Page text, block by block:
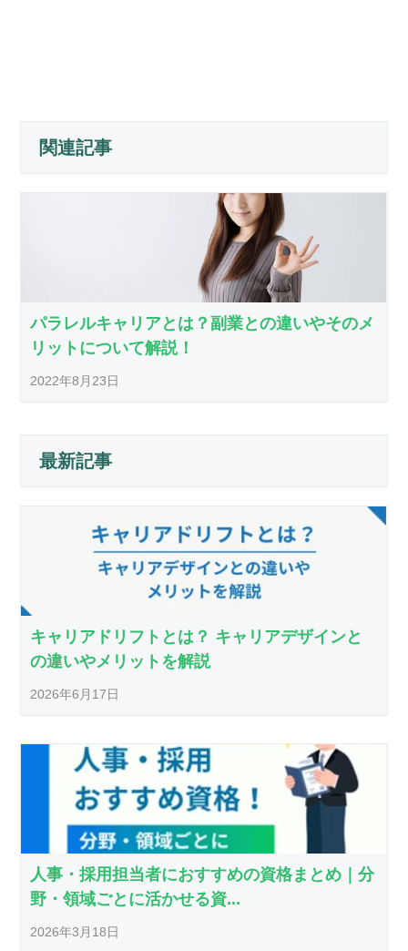
関連記事
パラレルキャリアとは？副業との違いやそのメ
リットについて解説！
2022年8月23日
最新記事
キャリアドリフトとは？ キャリアデザインと
の違いやメリットを解説
2026年6月17日
人事・採用担当者におすすめの資格まとめ｜分
野・領域ごとに活かせる資...
2026年3月18日